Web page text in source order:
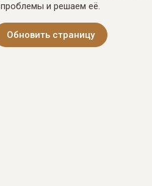
проблемы и решаем её.
Обновить страницу